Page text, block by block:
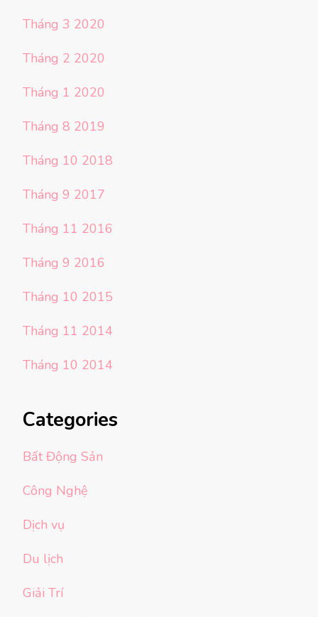
Tháng 3 2020
Tháng 2 2020
Tháng 1 2020
Tháng 8 2019
Tháng 10 2018
Tháng 9 2017
Tháng 11 2016
Tháng 9 2016
Tháng 10 2015
Tháng 11 2014
Tháng 10 2014
Categories
Bất Động Sản
Công Nghệ
Dịch vụ
Du lịch
Giải Trí